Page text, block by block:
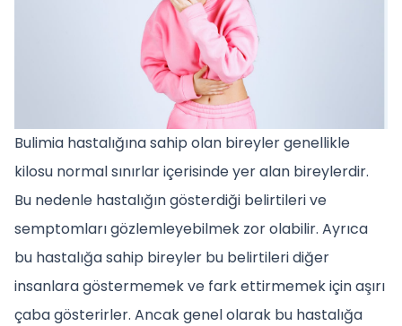
Bulimia hastalığına sahip olan bireyler genellikle
kilosu normal sınırlar içerisinde yer alan bireylerdir.
Bu nedenle hastalığın gösterdiği belirtileri ve
semptomları gözlemleyebilmek zor olabilir. Ayrıca
bu hastalığa sahip bireyler bu belirtileri diğer
insanlara göstermemek ve fark ettirmemek için aşırı
çaba gösterirler. Ancak genel olarak bu hastalığa